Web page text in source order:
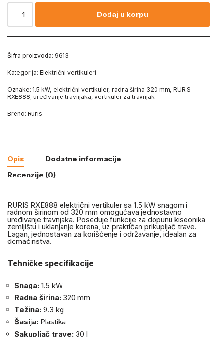
Dodaj u korpu
Šifra proizvoda: 9613
Kategorija: Električni vertikuleri
Oznake: 1.5 kW, električni vertikuler, radna širina 320 mm, RURIS
RXE888, uređivanje travnjaka, vertikuler za travnjak
Brend: Ruris
Opis
Dodatne informacije
Recenzije (0)
RURIS RXE888 električni vertikuler sa 1.5 kW snagom i
radnom širinom od 320 mm omogućava jednostavno
uređivanje travnjaka. Poseduje funkcije za dopunu kiseonika
zemljištu i uklanjanje korena, uz praktičan prikupljač trave.
Lagan, jednostavan za korišćenje i održavanje, idealan za
domaćinstva.
Tehničke specifikacije
Snaga: 1.5 kW
Radna širina: 320 mm
Težina: 9.3 kg
Šasija: Plastika
Sakupljač trave: 30 l